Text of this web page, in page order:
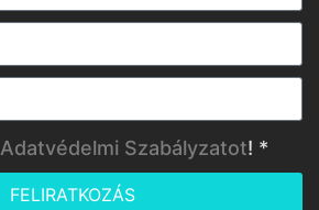
Adatvédelmi Szabályzatot! *
FELIRATKOZÁS